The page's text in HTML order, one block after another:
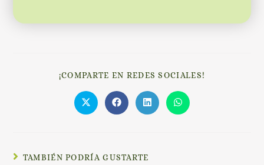
¡COMPARTE EN REDES SOCIALES!
TAMBIÉN PODRÍA GUSTARTE